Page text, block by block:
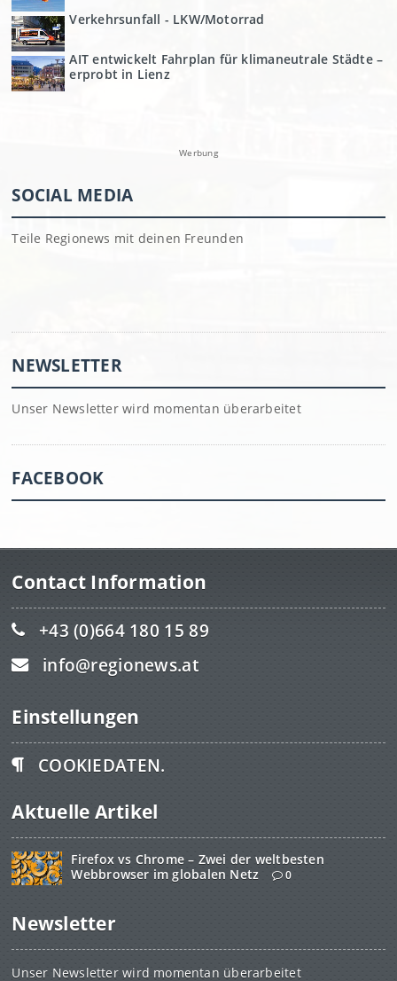
Verkehrsunfall - LKW/Motorrad
AIT entwickelt Fahrplan für klimaneutrale Städte –
erprobt in Lienz
Werbung
SOCIAL MEDIA
Teile Regionews mit deinen Freunden
NEWSLETTER
Unser Newsletter wird momentan überarbeitet
FACEBOOK
Contact Information
+43 (0)664 180 15 89
info@regionews.at
Einstellungen
COOKIEDATEN.
Aktuelle Artikel
Firefox vs Chrome – Zwei der weltbesten
Webbrowser im globalen Netz
0
Newsletter
Unser Newsletter wird momentan überarbeitet